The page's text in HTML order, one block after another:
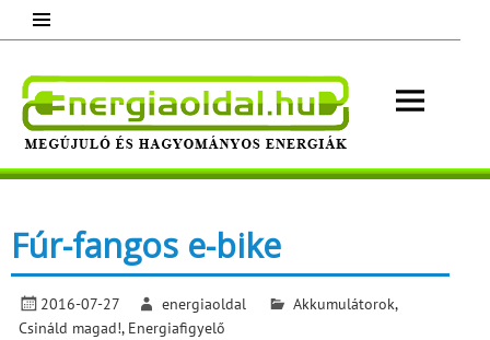
content
Megújuló és hagyományos energiák.
Fúr-fangos e-bike
2016-07-27 energiaoldal Akkumulátorok,
Csináld magad!, Energiafigyelő